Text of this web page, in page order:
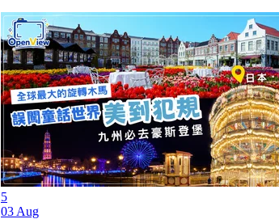
5
03 Aug